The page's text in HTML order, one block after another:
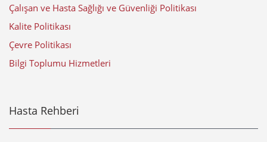
Çalışan ve Hasta Sağlığı ve Güvenliği Politikası
Kalite Politikası
Çevre Politikası
Bilgi Toplumu Hizmetleri
Hasta Rehberi